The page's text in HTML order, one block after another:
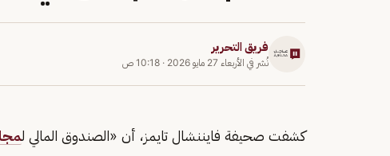
فريق التحرير
نُشر في الأربعاء 27 مايو 2026 · 10:18 ص
كشفت صحيفة فايننشال تايمز، أن «الصندوق المالي ل